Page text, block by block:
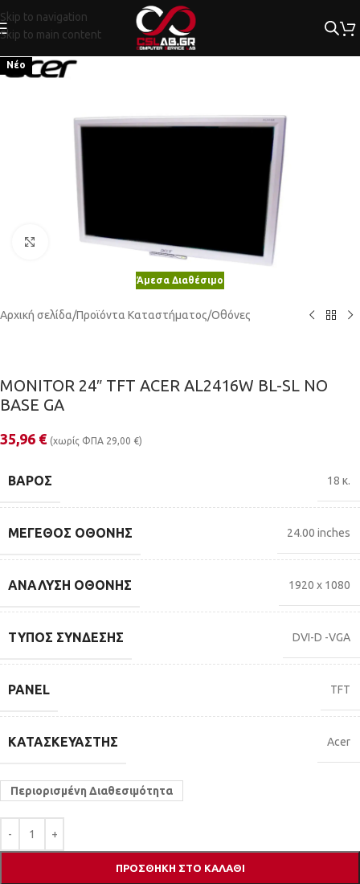
Skip to navigation
Skip to main content
Νέο
Κλικ για μεγέθυνση
Άμεσα Διαθέσιμο
Αρχική σελίδα/Προϊόντα Καταστήματος/Οθόνες
MONITOR 24″ TFT ACER AL2416W BL-SL NO
BASE GA
35,96 € (χωρίς ΦΠΑ 29,00 €)
ΒΆΡΟΣ 18 κ.
ΜΈΓΕΘΟΣ ΟΘΌΝΗΣ 24.00 inches
ΑΝΆΛΥΣΗ ΟΘΌΝΗΣ 1920 x 1080
ΤΎΠΟΣ ΣΎΝΔΕΣΗΣ DVI-D -VGA
PANEL TFT
ΚΑΤΑΣΚΕΥΑΣΤΉΣ Acer
Περιορισμένη Διαθεσιμότητα
ΠΡΟΣΘΉΚΗ ΣΤΟ ΚΑΛΆΘΙ